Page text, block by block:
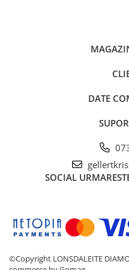
Chei combinate/inelare/cu
Compresoare auto
Elevator
Extras arcuri suspensie
DATE
SOCIAL
©Copyright LONSDALEITE